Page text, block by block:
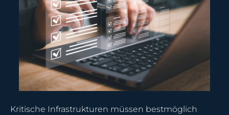
Kritische Infrastrukturen müssen bestmöglich